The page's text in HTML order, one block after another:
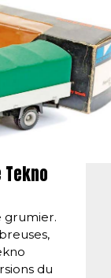
Tekno
grumier.
du